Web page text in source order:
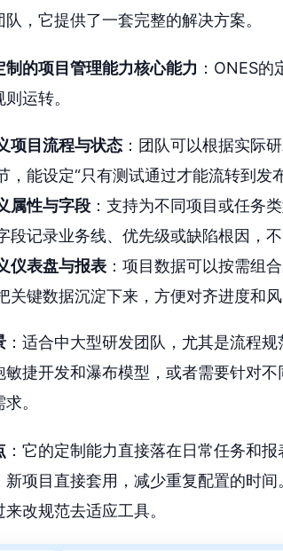
，它提供了一套完整的解决方案。
制的项目管理能力核心能力 ：ONES
运转。
项目流程与状态：团队可以根据实际
，能设定“只有测试通过才能流转到发
属性与字段：支持为不同项目或任务
段记录业务线、优先级或缺陷根因，不
仪表盘与报表：项目数据可以按需组
关键数据沉淀下来，方便对齐进度和风
：适合中大型研发团队，尤其是流程
敏捷开发和瀑布模型，或者需要针对
。
：它的定制能力直接落在日常任务和
新项目直接套用，减少重复配置的时
改规范去适应工具。